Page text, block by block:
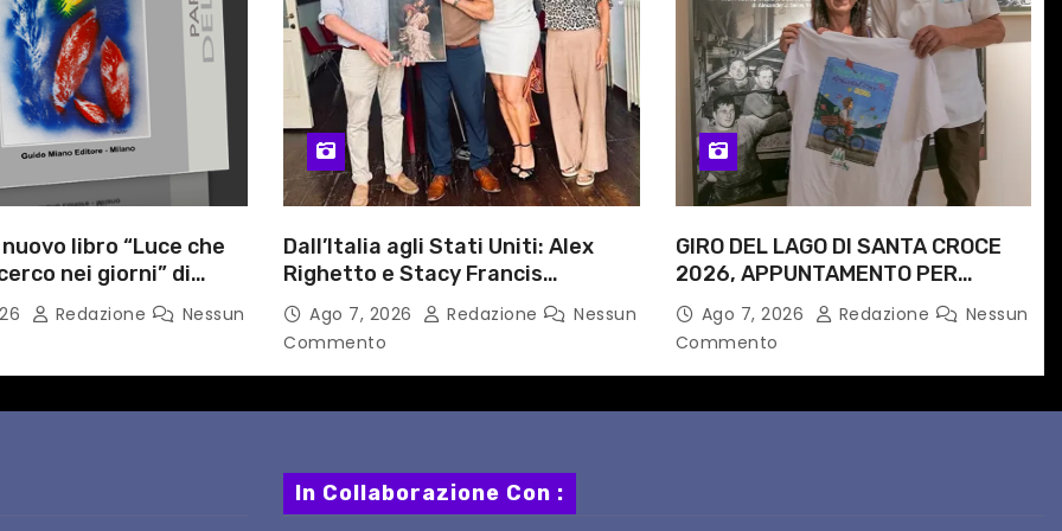
libro “Luce che
nei giorni” di
medico
Redazione Nessun
Dall’Italia agli Stati Uniti: Alex
Righetto e Stacy Francis
uniscono arte, musica e
tecnologia in un nuovo progetto
internazionale”
Ago 7, 2026 Redazione
Nessun
Commento
GIRO DEL LAGO DI SANTA CROCE
2026, APPUNTAMENTO PER
DOMENICA 16 AGOSTO
Ago 7, 2026 Redazione
Nessun
Commento
In Collaborazione Con :